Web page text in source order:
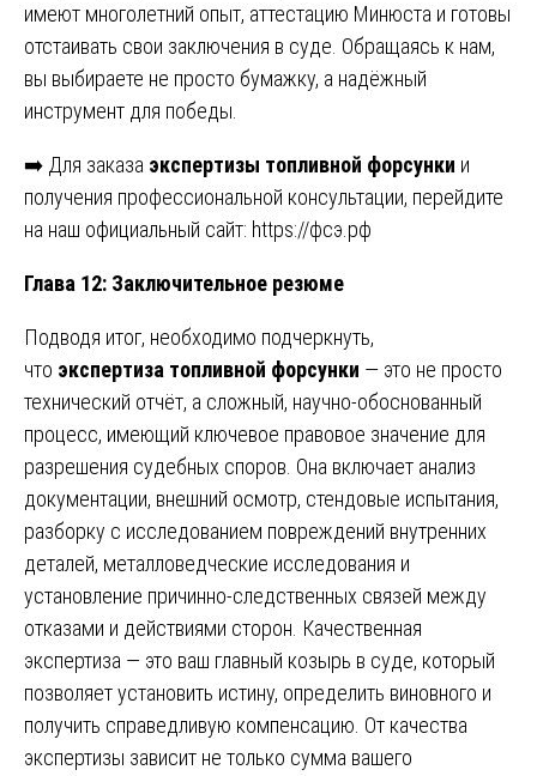
имеют многолетний опыт, аттестацию Минюста и готовы
отстаивать свои заключения в суде. Обращаясь к нам,
вы выбираете не просто бумажку, а надёжный
инструмент для победы.
➡️ Для заказа экспертизы топливной форсунки и
получения профессиональной консультации, перейдите
на наш официальный сайт: https://фсэ.рф
Глава 12: Заключительное резюме
Подводя итог, необходимо подчеркнуть,
что экспертиза топливной форсунки — это не просто
технический отчёт, а сложный, научно-обоснованный
процесс, имеющий ключевое правовое значение для
разрешения судебных споров. Она включает анализ
документации, внешний осмотр, стендовые испытания,
разборку с исследованием повреждений внутренних
деталей, металловедческие исследования и
установление причинно-следственных связей между
отказами и действиями сторон. Качественная
экспертиза — это ваш главный козырь в суде, который
позволяет установить истину, определить виновного и
получить справедливую компенсацию. От качества
экспертизы зависит не только сумма вашего